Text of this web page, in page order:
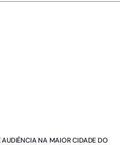
NA MAIOR CIDADE DO